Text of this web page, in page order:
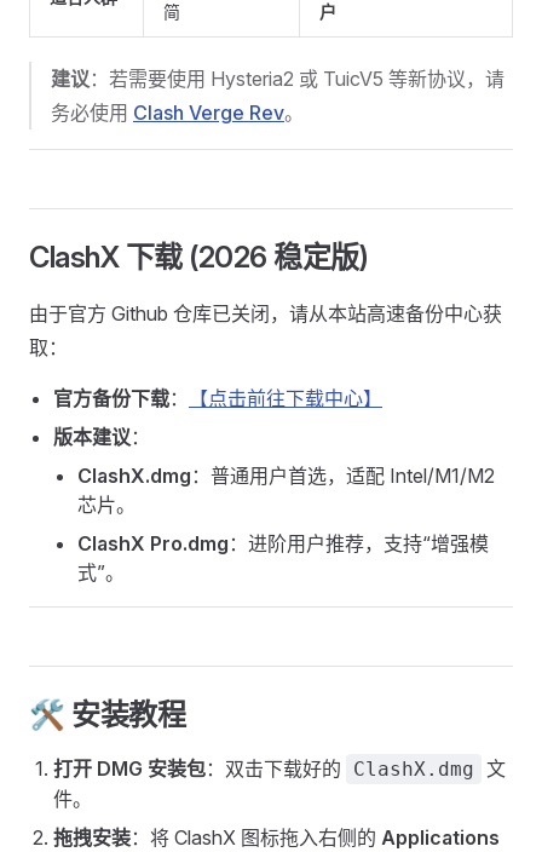
简 户
建议 ：若需要使用 Hysteria2 或 TuicV5 等新协议，请
务必使用 Clash Verge Rev。
ClashX 下载 (2026 稳定版)
由于官方 Github 仓库已关闭，请从本站高速备份中心获
取：
官方备份下载：
【点击前往下载中心】
版本建议：
ClashX.dmg ：普通用户首选，适配 Intel/M1/M2
芯片。
ClashX Pro.dmg ：进阶用户推荐，支持“增强模
式”。
🛠 安装教程
打开 DMG 安装包：双击下载好的 ClashX.dmg 文
件。
拖拽安装：将 ClashX 图标拖入右侧的 Applications